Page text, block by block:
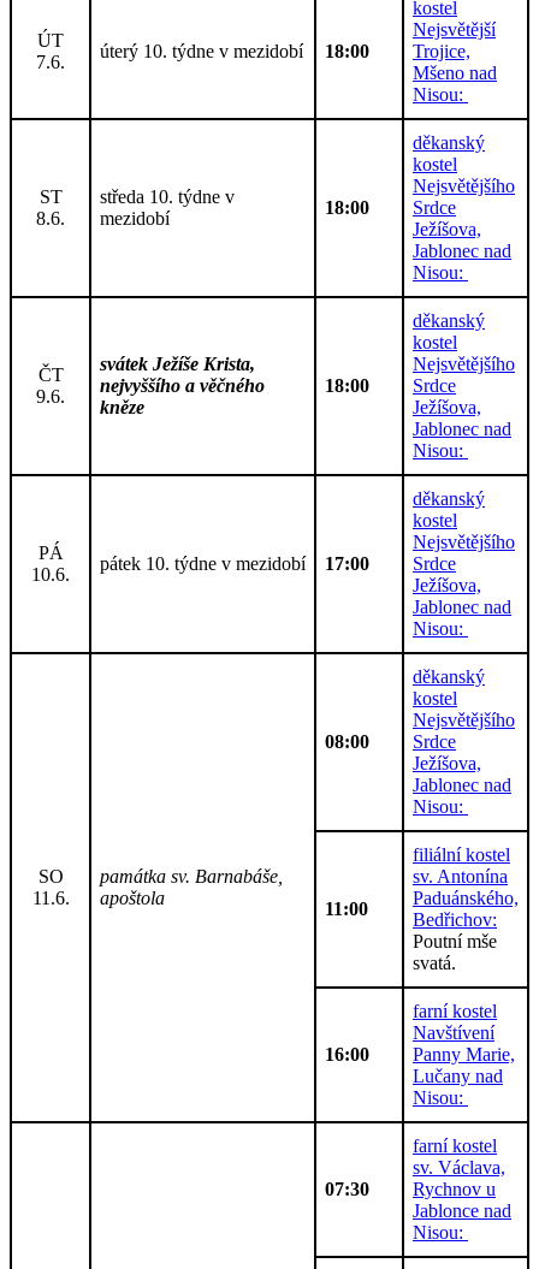
ÚT
7.6.
úterý 10. týdne v mezidobí 18:00
kostel
Nejsvětější
Trojice,
Mšeno nad
Nisou:
ST
8.6.
středa 10. týdne v
mezidobí
18:00
děkanský
kostel
Nejsvětějšího
Srdce
Ježíšova,
Jablonec nad
Nisou:
ČT
9.6.
svátek Ježíše Krista,
nejvyššího a věčného
kněze
18:00
děkanský
kostel
Nejsvětějšího
Srdce
Ježíšova,
Jablonec nad
Nisou:
PÁ
10.6.
pátek 10. týdne v mezidobí 17:00
děkanský
kostel
Nejsvětějšího
Srdce
Ježíšova,
Jablonec nad
Nisou:
SO
11.6.
památka sv. Barnabáše,
apoštola
08:00
děkanský
kostel
Nejsvětějšího
Srdce
Ježíšova,
Jablonec nad
Nisou:
11:00
filiální kostel
sv. Antonína
Paduánského,
Bedřichov:
Poutní mše
svatá.
16:00
farní kostel
Navštívení
Panny Marie,
Lučany nad
Nisou:
07:30
farní kostel
sv. Václava,
Rychnov u
Jablonce nad
Nisou: